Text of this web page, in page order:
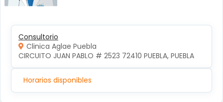
Consultorio
Clinica Aglae Puebla
CIRCUITO JUAN PABLO # 2523 72410 PUEBLA, PUEBLA
Horarios disponibles